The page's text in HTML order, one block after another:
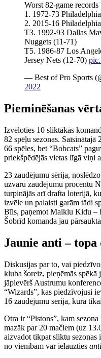
Worst 82-game
1. 1972-73
2. 2015-16
T3. 1992-93 Dallas
Nuggets (11-71)
T5. 1986-87 Los
Jersey Nets (12-70)
— Best of Pro Sports
2022
Pieminēšanas
Izvēloties 10 sliktākās
82 spēļu sezonas.
66 spēles, bet “Bobcats”
priekšpēdējās vietas līgā viņi
23 zaudējumu sērija,
uzvaru zaudējumu procentu
turpinājās arī drafta loterijā,
izvēle un palaisti garām tādi
Bīls, paņemot Maiklu Kidu –
Šobrīd komanda jau
Jaunie anti –
Diskusijas par to, vai
kluba šoreiz, pieņēmās spēkā
jāpievērš Austrumu
“Wizards”, kas piedzīvojusi
16 zaudējumu sērija, kura
Otra ir “Pistons”, kam
mazāk par 20 mačiem (uz
aizvadot tikpat sliktu
no vienībām var ielauzties